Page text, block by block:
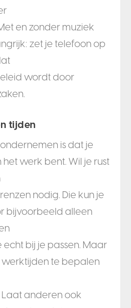
en zonder muziek
zet je telefoon op
wordt door
tijden
is dat je
werk bent. Wil je rust
nodig. Die kun je
bijvoorbeeld alleen
bij je passen. Maar
te bepalen
anderen ook